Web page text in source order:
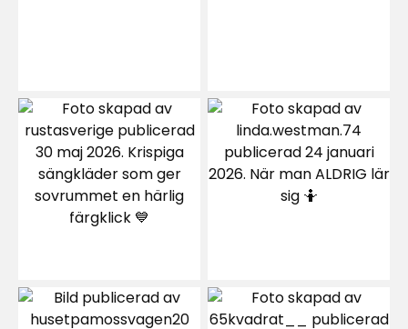
IA Inger A
Bra pris
Bra färg
3 veckor sedan